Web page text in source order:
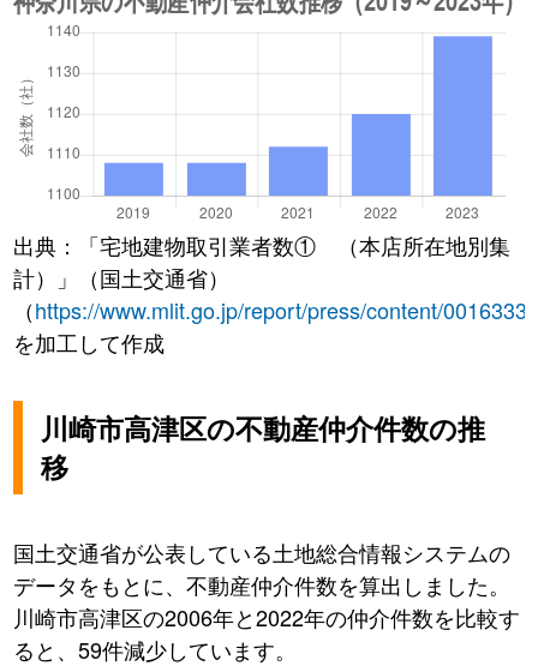
出典：「宅地建物取引業者数① （本店所在地別集
計）」（国土交通省）
（https://www.mlit.go.jp/report/press/content/
を加工して作成
川崎市高津区の不動産仲介件数の推
移
国土交通省が公表している土地総合情報システムの
データをもとに、不動産仲介件数を算出しました。
川崎市高津区の2006年と2022年の仲介件数を比較す
ると、59件減少しています。